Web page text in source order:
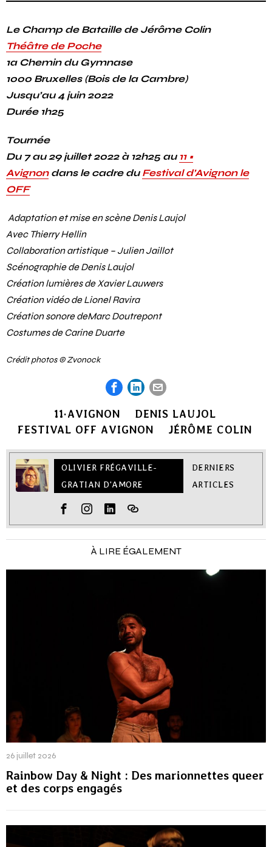
Le Champ de Bataille de Jérôme Colin
Théâtre de Poche
1a Chemin du Gymnase
1000 Bruxelles (Bois de la Cambre)
Jusqu’au 4 juin 2022
Durée 1h25
Tournée
Du 7 au 29 juillet 2022 à 12h25 au 11 •
Avignondans le cadre du Festival d’Avignon le
OFF
Adaptation et mise en scène Denis Laujol
Avec Thierry Hellin
Collaboration artistique – Julien Jaillot
Scénographie de Denis Laujol
Création lumières de Xavier Lauwers
Création vidéo de Lionel Ravira
Création sonore deMarc Doutrepont
Costumes de Carine Duarte
Crédit photos © Zvonock
11·AVIGNON
DENIS LAUJOL
FESTIVAL OFF AVIGNON
JÉRÔME COLIN
OLIVIER FRÉGAVILLE-
GRATIAN D'AMORE
DERNIERS
ARTICLES
À LIRE ÉGALEMENT
26 juillet 2026
Rainbow Day & Night : Des marionnettes queer
et des corps engagés